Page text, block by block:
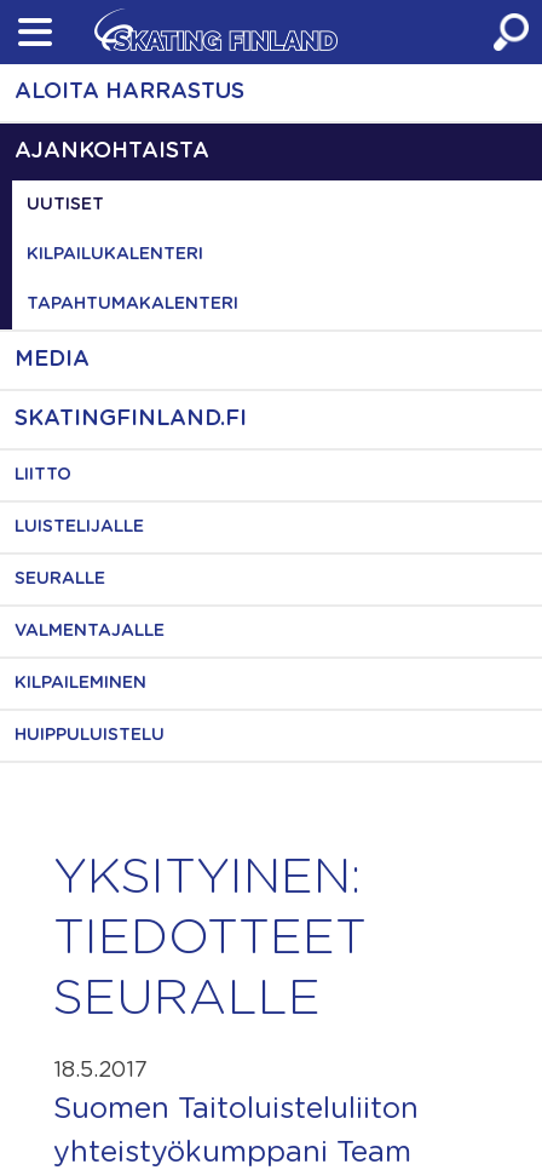
Skip
content
ALOITA HARRASTUS
AJANKOHTAISTA
UUTISET
KILPAILUKALENTERI
TAPAHTUMAKALENTERI
MEDIA
SKATINGFINLAND.FI
LIITTO
LUISTELIJALLE
SEURALLE
VALMENTAJALLE
KILPAILEMINEN
HUIPPULUISTELU
YKSITYINEN:
TIEDOTTEET
SEURALLE
18.5.2017
Suomen Taitoluisteluliiton
yhteistyökumppani Team